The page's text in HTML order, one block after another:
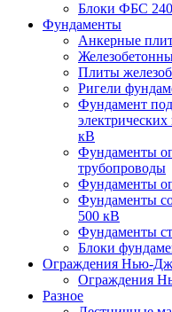
Блоки ФБС
Фундаменты
Анкерные
Плиты
Ригели
Фундамент
кВ
Фундаменты
трубопроводы
Фундаменты
Фундаменты
500 кВ
Фундаменты
Блоки
Ограждения Нью-
Ограждения
Разное